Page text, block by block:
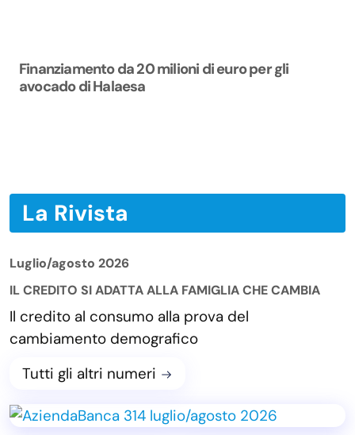
Finanziamento da 20 milioni di euro per gli
avocado di Halaesa
La Rivista
Luglio/agosto 2026
IL CREDITO SI ADATTA ALLA FAMIGLIA CHE CAMBIA
Il credito al consumo alla prova del
cambiamento demografico
Tutti gli altri numeri